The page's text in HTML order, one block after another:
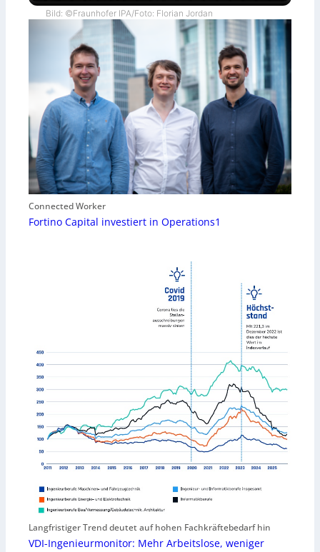
Bild: ©Fraunhofer IPA/Foto: Florian Jordan
Connected Worker
Fortino Capital investiert in Operations1
Langfristiger Trend deutet auf hohen Fachkräftebedarf hin
VDI-Ingenieurmonitor: Mehr Arbeitslose, weniger